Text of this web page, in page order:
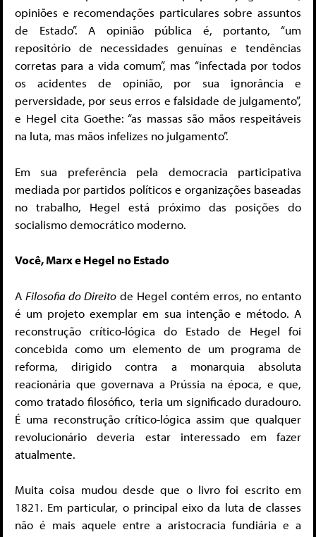
opiniões e recomendações particulares sobre assuntos
de Estado”. A opinião pública é, portanto, “um
repositório de necessidades genuínas e tendências
corretas para a vida comum”, mas “infectada por todos
os acidentes de opinião, por sua ignorância e
perversidade, por seus erros e falsidade de julgamento”,
e Hegel cita Goethe: “as massas são mãos respeitáveis
na luta, mas mãos infelizes no julgamento”.
Em sua preferência pela democracia participativa
mediada por partidos políticos e organizações baseadas
no trabalho, Hegel está próximo das posições do
socialismo democrático moderno.
Você, Marx e Hegel no Estado
A Filosofia do Direito de Hegel contém erros, no entanto
é um projeto exemplar em sua intenção e método. A
reconstrução crítico-lógica do Estado de Hegel foi
concebida como um elemento de um programa de
reforma, dirigido contra a monarquia absoluta
reacionária que governava a Prússia na época, e que,
como tratado filosófico, teria um significado duradouro.
É uma reconstrução crítico-lógica assim que qualquer
revolucionário deveria estar interessado em fazer
atualmente.
Muita coisa mudou desde que o livro foi escrito em
1821. Em particular, o principal eixo da luta de classes
não é mais aquele entre a aristocracia fundiária e a